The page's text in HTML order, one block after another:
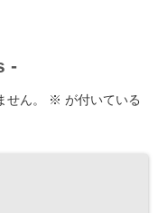
-
ん。 ※ が付いている